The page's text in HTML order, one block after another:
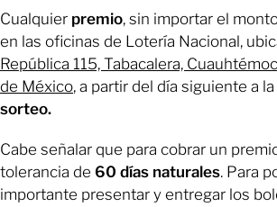
Cualquier premio, sin importar el
en las oficinas de Lotería Nacional,
República 115, Tabacalera,
de México, a partir del día siguiente a
sorteo.
Cabe señalar que para cobrar un
tolerancia de 60 días naturales. Para
importante presentar y entregar los